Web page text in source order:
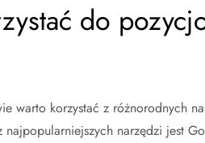
do
warto korzystać z różnorodnych
najpopularniejszych narzędzi jest